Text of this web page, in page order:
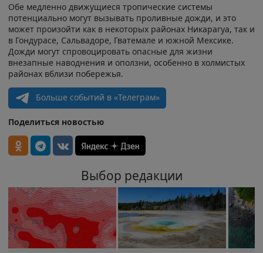
Обе медленно движущиеся тропические системы
потенциально могут вызывать проливные дожди, и это
может произойти как в некоторых районах Никарагуа, так и
в Гондурасе, Сальвадоре, Гватемале и южной Мексике.
Дожди могут спровоцировать опасные для жизни
внезапные наводнения и оползни, особенно в холмистых
районах вблизи побережья.
Больше событий в «Телеграм»
Поделиться новостью
Выбор редакции